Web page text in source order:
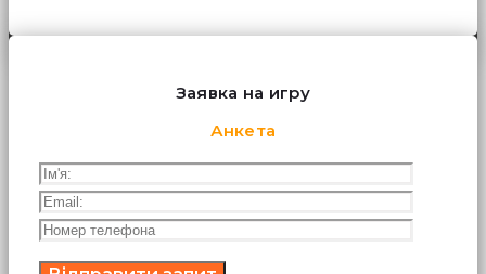
Заявка на игру
Анкета